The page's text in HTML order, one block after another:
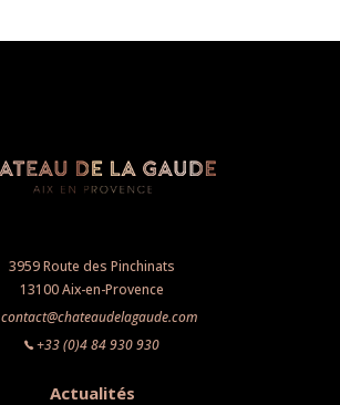
3959 Route des Pinchinats
13100 Aix-en-Provence
contact@chateaudelagaude.com
+33 (0)4 84 930 930
Actualités